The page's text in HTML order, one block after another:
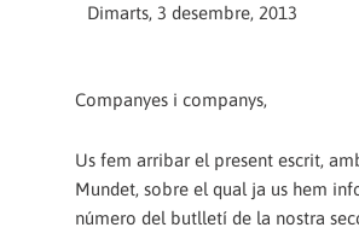
Dimarts, 3 desembre, 2013
Companyes i companys,
Us fem arribar el present escrit,
Mundet, sobre el qual ja us hem
número del butlletí de la nostra